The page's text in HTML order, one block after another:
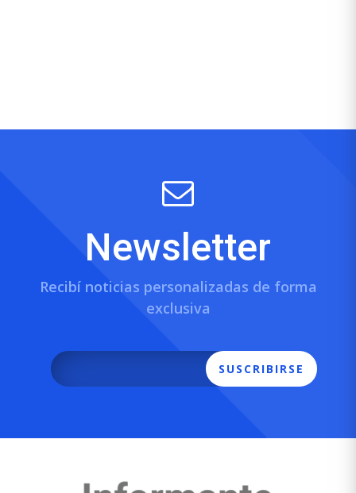
Newsletter
Recibí noticias personalizadas de forma
exclusiva
SUSCRIBIRSE